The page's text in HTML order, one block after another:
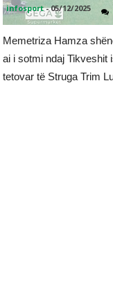
infosport -05/12/2025
Memetriza Hamza
ai i sotmi ndaj Tikveshit
tetovar të Struga Trim